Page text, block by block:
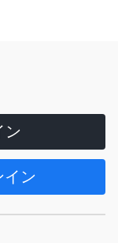
ン
ン